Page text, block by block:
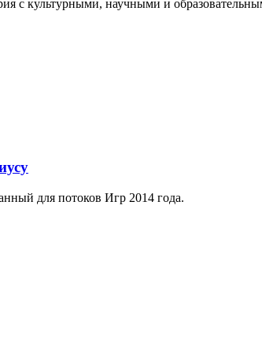
с культурными, научными и
для потоков Игр 2014 года.